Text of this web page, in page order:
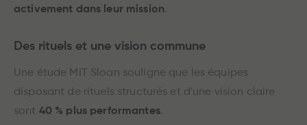
activement dans leur mission.
Des rituels et une vision commune
Une étude MIT Sloan souligne que les équipes
disposant de rituels structurés et d'une vision claire
sont 40 % plus performantes.